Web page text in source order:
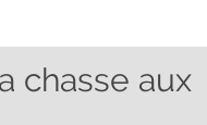
chasse aux